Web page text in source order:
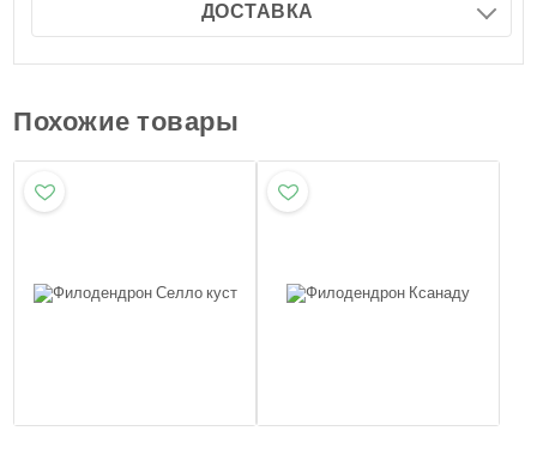
ДОСТАВКА
Похожие товары